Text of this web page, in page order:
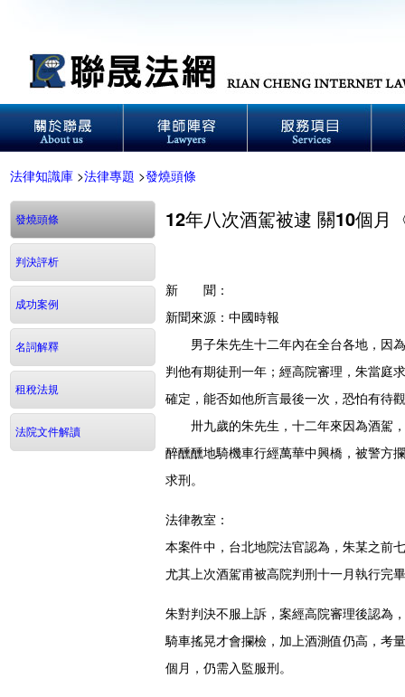
法律知識庫 >法律專題 >發燒頭條
發燒頭條
判決評析
成功案例
名詞解釋
租稅法規
法院文件解讀
12年八次酒駕被逮 關10個月
新 聞：
新聞來源：中國時報
男子朱先生十二年內在全台各地，因為
判他有期徒刑一年；經高院審理，朱當庭
確定，能否如他所言最後一次，恐怕有待
卅九歲的朱先生，十二年來因為酒駕，
醉醺醺地騎機車行經萬華中興橋，被警方
求刑。
法律教室：
本案件中，台北地院法官認為，朱某之前
尤其上次酒駕甫被高院判刑十一月執行完
朱對判決不服上訴，案經高院審理後認為
騎車搖晃才會攔檢，加上酒測值仍高，考
個月，仍需入監服刑。